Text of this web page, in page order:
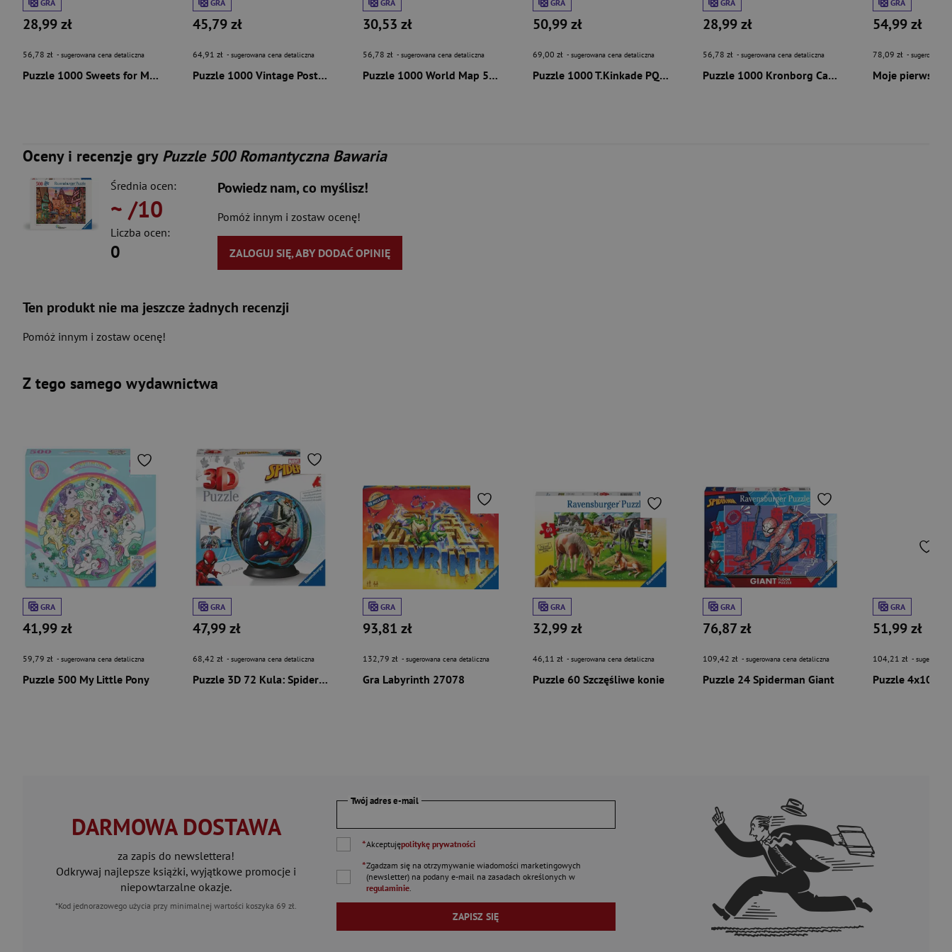
GRA
28,99 zł
56,78 zł - sugerowana cena detaliczna
Puzzle 1000 Sweets for My Sweet 58277
GRA
45,79 zł
64,91 zł - sugerowana cena detaliczna
Puzzle 1000 Vintage Posters Tallinn 58659
GRA
30,53 zł
56,78 zł - sugerowana cena detaliczna
Puzzle 1000 World Map 58263
GRA
50,99 zł
69,00 zł - sugerowana cena detaliczna
Puzzle 1000 T.Kinkade PQ Nasze magiczne Encanto Disney 114001
GRA
28,99 zł
56,78 zł - sugerowana cena detaliczna
Puzzle 1000 Kronborg Castle 56700
GRA
54,99 zł
78,09 zł - sugerowana
Oceny i recenzje gry Puzzle 500 Romantyczna Bawaria
Średnia ocen:
~ /10
Liczba ocen:
0
Powiedz nam, co myślisz!
Pomóż innym i zostaw ocenę!
ZALOGUJ SIĘ, ABY DODAĆ OPINIĘ
Ten produkt nie ma jeszcze żadnych recenzji
Pomóż innym i zostaw ocenę!
Z tego samego wydawnictwa
GRA
41,99 zł
59,79 zł - sugerowana cena detaliczna
Puzzle 500 My Little Pony
GRA
47,99 zł
68,42 zł - sugerowana cena detaliczna
Puzzle 3D 72 Kula: Spiderman
GRA
93,81 zł
132,79 zł - sugerowana cena detaliczna
Gra Labyrinth 27078
GRA
32,99 zł
46,11 zł - sugerowana cena detaliczna
Puzzle 60 Szczęśliwe konie
GRA
76,87 zł
109,42 zł - sugerowana cena detaliczna
Puzzle 24 Spiderman Giant
GRA
51,99 zł
104,21 zł -
Puzzle 4x100
DARMOWA DOSTAWA
za zapis do newslettera!
Odkrywaj najlepsze książki, wyjątkowe promocje i
niepowtarzalne okazje.
*Kod jednorazowego użycia przy minimalnej wartości koszyka 69 zł.
Twój adres e-mail
*Akceptujępolitykę prywatności
*Zgadzam się na otrzymywanie wiadomości marketingowych
(newsletter) na podanye-mail na zasadach określonych w
regulaminie
ZAPISZ SIĘ